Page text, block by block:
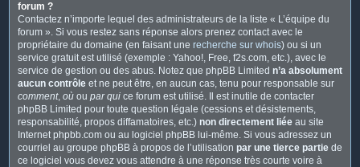
forum ?
Contactez n’importe lequel des administrateurs de la liste « L’équipe du
forum ». Si vous restez sans réponse alors prenez contact avec le
propriétaire du domaine (en faisant une recherche sur whois) ou si un
service gratuit est utilisé (exemple : Yahoo!, Free, f2s.com, etc.), avec le
service de gestion ou des abus. Notez que phpBB Limited n’a absolument
aucun contrôle et ne peut être, en aucun cas, tenu pour responsable sur
comment, où ou par qui ce forum est utilisé. Il est inutile de contacter
phpBB Limited pour toute question légale (cessions et désistements,
responsabilité, propos diffamatoires, etc.) non directement liée au site
Internet phpbb.com ou au logiciel phpBB lui-même. Si vous adressez un
courriel au groupe phpBB à propos de l’utilisation par une tierce partie de
ce logiciel vous devez vous attendre à une réponse très courte voire à